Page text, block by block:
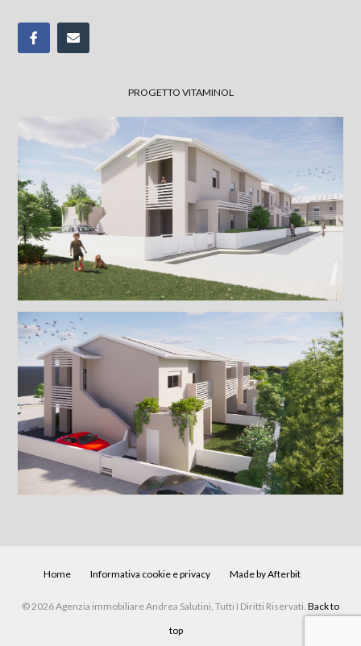
PROGETTO VITAMINOL
Home Informativa cookie e privacy Made by Afterbit
© 2026 Agenzia immobiliare Andrea Salutini, Tutti I Diritti Riservati. Back to
top